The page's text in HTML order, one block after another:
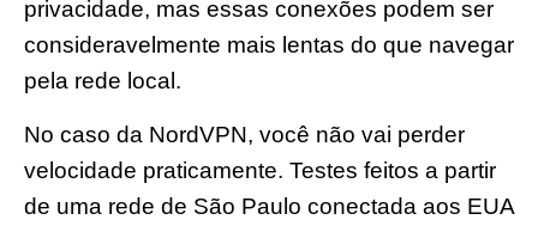
privacidade, mas essas conexões podem ser
consideravelmente mais lentas do que navegar
pela rede local.
No caso da NordVPN, você não vai perder
velocidade praticamente. Testes feitos a partir
de uma rede de São Paulo conectada aos EUA